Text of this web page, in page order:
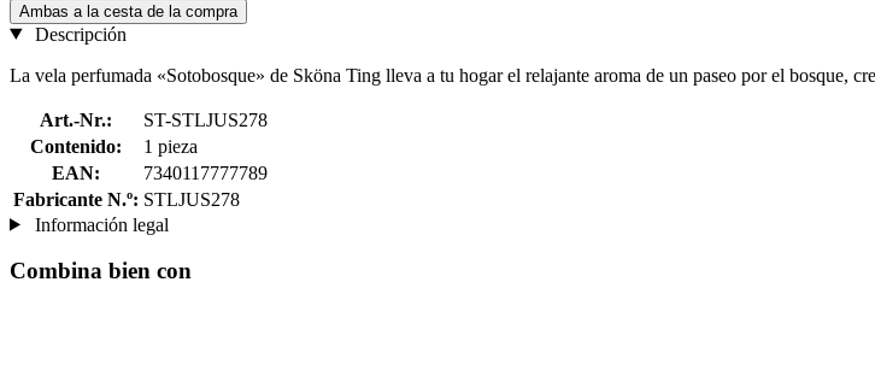
Ambas a la cesta de la compra
Descripción
La vela perfumada «Sotobosque» de Sköna Ting lleva a tu hogar el relajante aroma de un paseo por el bosque,
Art.-Nr.:
ST-STLJUS278
Contenido:
1 pieza
EAN:
7340117777789
Fabricante N.º: STLJUS278
Información legal
Combina bien con